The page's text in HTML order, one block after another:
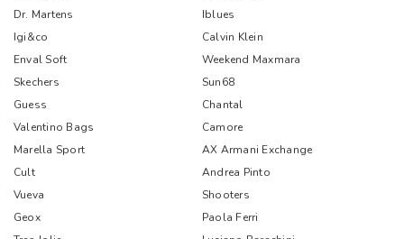
Dr. Martens
Iblues
Igi&co
Calvin Klein
Enval Soft
Weekend Maxmara
Skechers
Sun68
Guess
Chantal
Valentino Bags
Camore
Marella Sport
AX Armani Exchange
Cult
Andrea Pinto
Vueva
Shooters
Geox
Paola Ferri